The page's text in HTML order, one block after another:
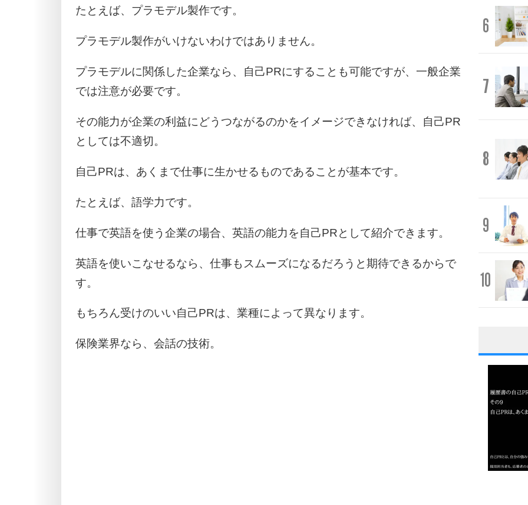
たとえば、プラモデル製作です。
プラモデル製作がいけないわけではありません。
プラモデルに関係した企業なら、自己PRにすることも可能ですが、一般企業
では注意が必要です。
その能力が企業の利益にどうつながるのかをイメージできなければ、自己PR
としては不適切。
自己PRは、あくまで仕事に生かせるものであることが基本です。
たとえば、語学力です。
仕事で英語を使う企業の場合、英語の能力を自己PRとして紹介できます。
英語を使いこなせるなら、仕事もスムーズになるだろうと期待できるからで
す。
もちろん受けのいい自己PRは、業種によって異なります。
保険業界なら、会話の技術。
6
7
8
9
10
1
3